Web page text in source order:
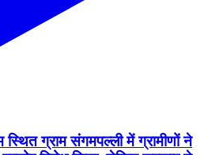
ग्राम संगमपल्ली में ग्रामीणों ने